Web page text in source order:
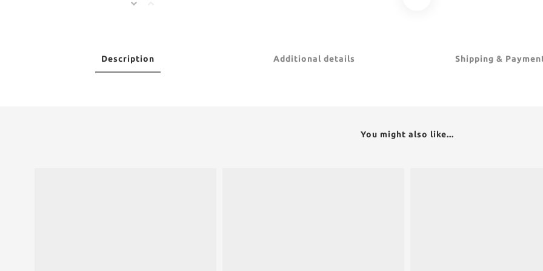
Description Additional details Shipping &
You might also like...